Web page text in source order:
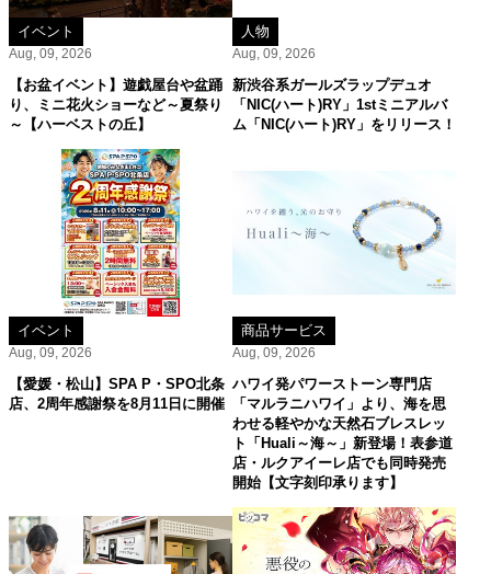
イベント
Aug, 09, 2026
【お盆イベント】遊戯屋台や盆踊
り、ミニ花火ショーなど～夏祭り
～【ハーベストの丘】
人物
Aug, 09, 2026
新渋谷系ガールズラップデュオ
「NIC(ハート)RY」1stミニアルバ
ム「NIC(ハート)RY」をリリース！
イベント
Aug, 09, 2026
【愛媛・松山】SPA P・SPO北条
店、2周年感謝祭を8月11日に開催
商品サービス
Aug, 09, 2026
ハワイ発パワーストーン専門店
「マルラニハワイ」より、海を思
わせる軽やかな天然石ブレスレッ
ト「Huali～海～」新登場！表参道
店・ルクアイーレ店でも同時発売
開始【文字刻印承ります】